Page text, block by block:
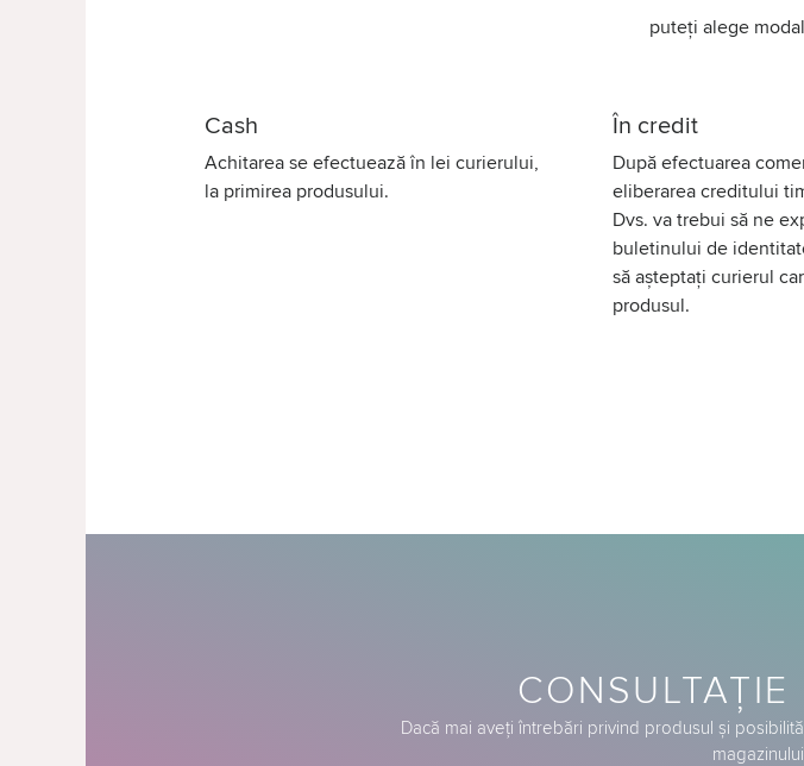
puteți alege
Cash
Achitarea se efectuează în lei curierului,
la primirea produsului.
În credit
După efectuarea
eliberarea creditului
Dvs. va trebui să ne
buletinului de
să așteptați curierul
produsul.
Dacă mai aveți întrebări privind produsul și